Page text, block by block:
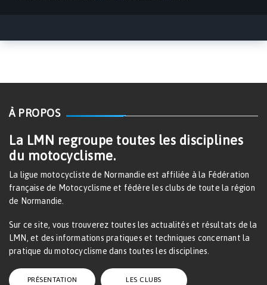
À PROPOS
La LMN regroupe toutes les disciplines
du motocyclisme.
La ligue motocycliste de Normandie est affiliée à la Fédération
française de Motocyclisme et fédère les clubs de toute la région
de Normandie.
Sur ce site, vous trouverez toutes les actualités et résultats de la
LMN, et des informations pratiques et techniques concernant la
pratique du motocyclisme dans toutes les disciplines.
PRÉSENTATION LES CLUBS